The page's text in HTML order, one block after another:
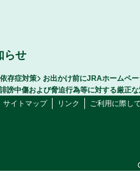
らせ
存症対策
お出かけ前にJRAホームペ
謗中傷および脅迫行為等に対する厳正
サイトマップ リンク ご利用に際し